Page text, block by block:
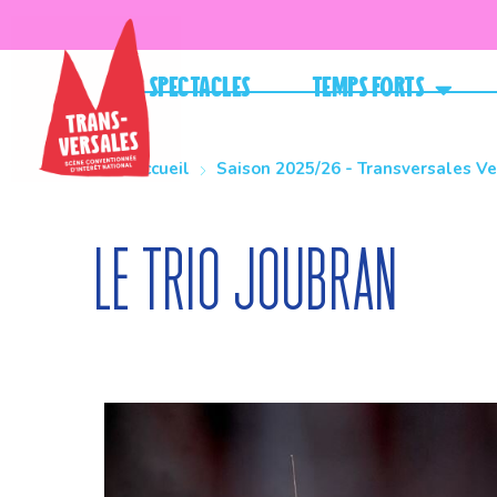
Spectacles Temps forts
Accueil Saison 2025/26 - Transversales
Le Trio Joubran